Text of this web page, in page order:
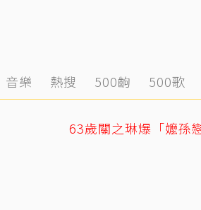
音樂 熱搜 500齣 500歌
63歲關之琳爆「嬤孫